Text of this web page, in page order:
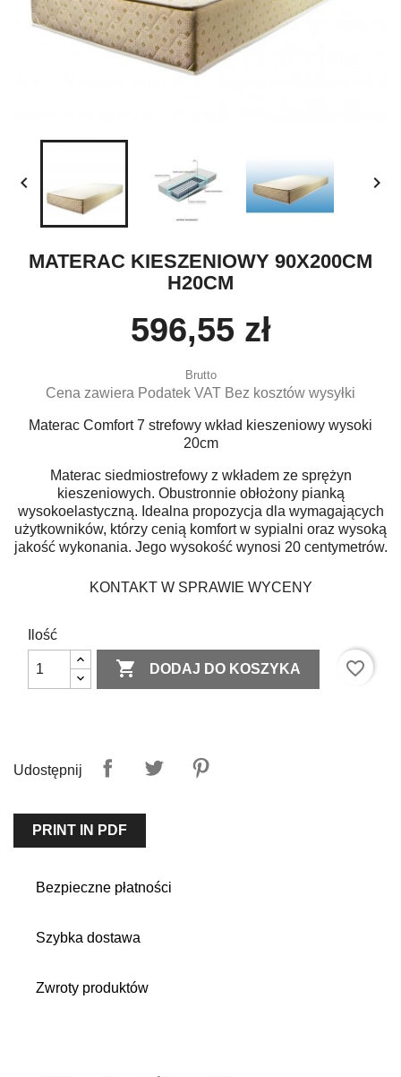
 
MATERAC KIESZENIOWY 90X200CM
H20CM
596,55 zł
Brutto
Cena zawiera Podatek VAT Bez kosztów wysyłki
Materac Comfort 7 strefowy wkład kieszeniowy wysoki
20cm
Materac siedmiostrefowy z wkładem ze sprężyn
kieszeniowych. Obustronnie obłożony pianką
wysokoelastyczną. Idealna propozycja dla wymagających
użytkowników, którzy cenią komfort w sypialni oraz wysoką
jakość wykonania. Jego wysokość wynosi 20 centymetrów.
KONTAKT W SPRAWIE WYCENY
Ilość
 DODAJ DO KOSZYKA favorite_border
Udostępnij
PRINT IN PDF
Bezpieczne płatności
Szybka dostawa
Zwroty produktów